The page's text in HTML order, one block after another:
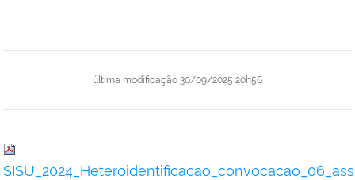
última modificação 30/09/2025 20h56